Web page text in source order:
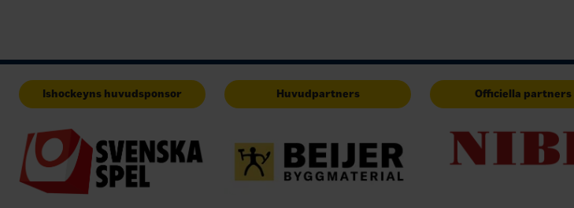
Ishockeyns huvudsponsor Huvudpartners Officiella partners